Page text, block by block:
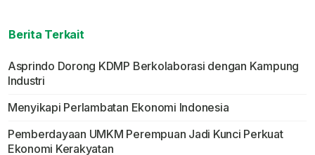
Berita Terkait
Asprindo Dorong KDMP Berkolaborasi dengan Kampung
Industri
Menyikapi Perlambatan Ekonomi Indonesia
Pemberdayaan UMKM Perempuan Jadi Kunci Perkuat
Ekonomi Kerakyatan